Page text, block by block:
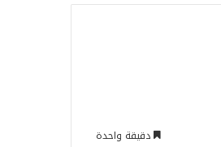
دقيقة واحدة